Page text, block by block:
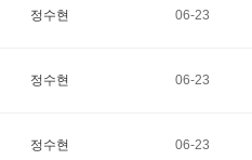
정수현 06-23
정수현 06-23
정수현 06-23